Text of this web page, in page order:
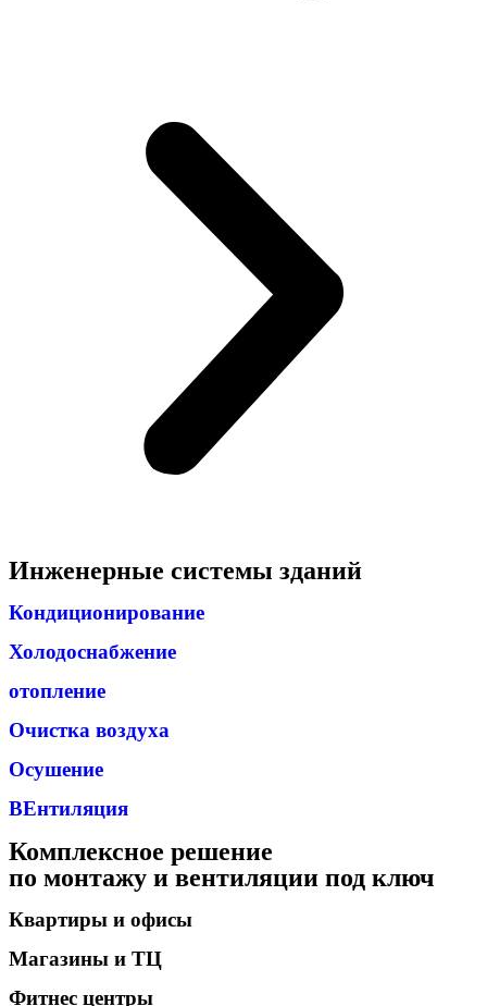
Инженерные системы зданий
Кондиционирование
Холодоснабжение
отопление
Очистка воздуха
Осушение
ВЕнтиляция
Комплексное решение
по монтажу и вентиляции под ключ
Квартиры и офисы
Магазины и ТЦ
Фитнес центры